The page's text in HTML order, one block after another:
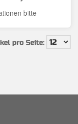
bitte
pro Seite: